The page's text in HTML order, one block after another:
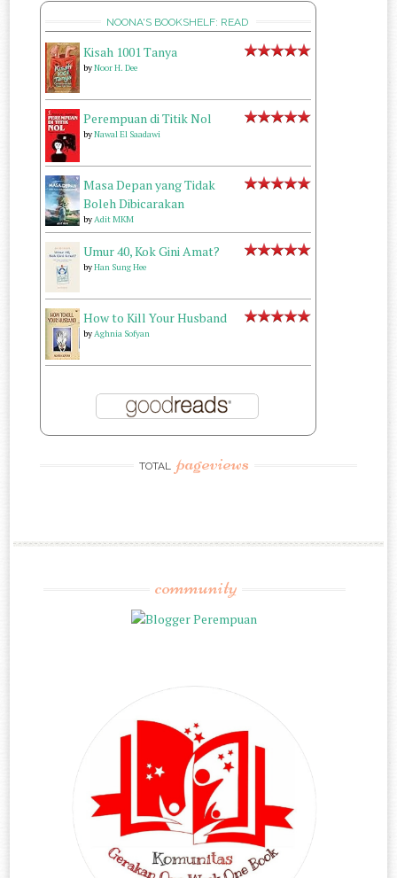
NOONA'S BOOKSHELF: READ
Kisah 1001 Tanya
byNoor H. Dee
Perempuan di Titik Nol
byNawal El Saadawi
Masa Depan yang Tidak
Boleh Dibicarakan
by Adit MKM
Umur 40, Kok Gini Amat?
byHan Sung Hee
How to Kill Your Husband
by Aghnia Sofyan
TOTAL pageviews
community